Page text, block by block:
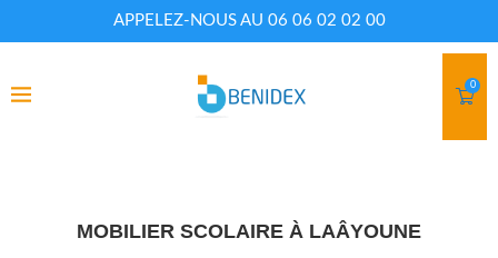
APPELEZ-NOUS AU 06 06 02 02 00
0
MOBILIER SCOLAIRE À LAÂYOUNE